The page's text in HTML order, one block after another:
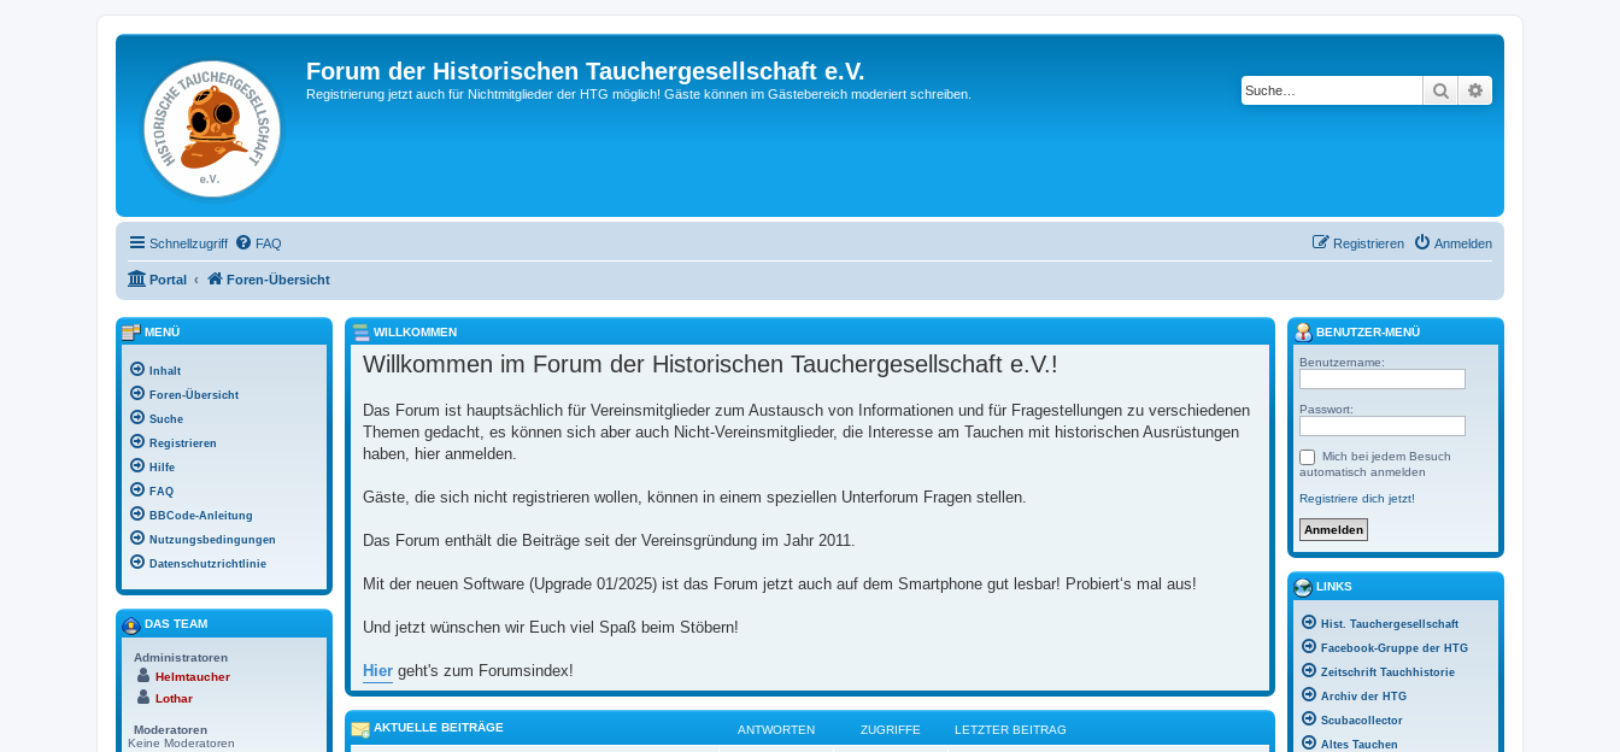
Forum der Historischen Tauchergesellschaft e.V.
Registrierung jetzt auch für Nichtmitglieder der HTG möglich! Gäste können im Gästebereich moderiert schreiben. Suche
Schnellzugriff FAQ Anmelden
Registrieren
Portal Foren-Übersicht
WILLKOMMEN
Willkommen im Forum der Historischen Tauchergesellschaft e.V.!
Das Forum ist hauptsächlich für Vereinsmitglieder zum Austausch von Informationen und für Fragestellungen zu verschiedenen
Themen gedacht, es können sich aber auch Nicht-Vereinsmitglieder, die Interesse am Tauchen mit historischen Ausrüstungen
haben, hier anmelden.
Gäste, die sich nicht registrieren wollen, können in einem speziellen Unterforum Fragen stellen.
Das Forum enthält die Beiträge seit der Vereinsgründung im Jahr 2011.
Mit der neuen Software (Upgrade 01/2025) ist das Forum jetzt auch auf dem Smartphone gut lesbar! Probiert‘s mal aus!
Und jetzt wünschen wir Euch viel Spaß beim Stöbern!
Hier geht's zum Forumsindex!
AKTUELLE BEITRÄGE ANTWORTEN ZUGRIFFE LETZTER BEITRAG
MENÜ
Inhalt
Foren-Übersicht
Suche
Registrieren
Hilfe
FAQ
BBCode-Anleitung
Nutzungsbedingungen
Datenschutzrichtlinie
DAS TEAM
Administratoren
Helmtaucher
Lothar
Moderatoren
Keine Moderatoren
BENUTZER-MENÜ
Benutzername:
Passwort:
Mich bei jedem Besuch
automatisch anmelden
Registriere dich jetzt!
LINKS
Hist. Tauchergesellschaft
Facebook-Gruppe der HTG
Zeitschrift Tauchhistorie
Archiv der HTG
Scubacollector
Altes Tauchen